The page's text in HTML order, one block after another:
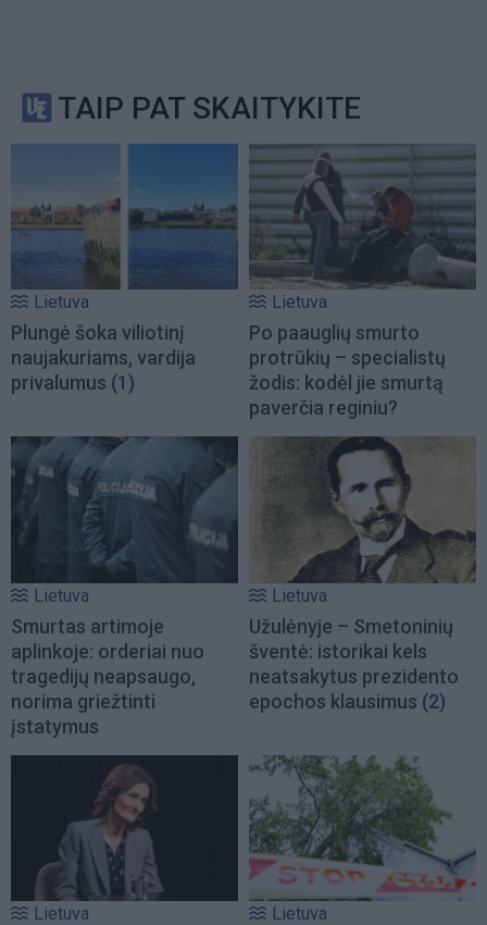
TAIP PAT SKAITYKITE
Lietuva
Plungė šoka viliotinį
naujakuriams, vardija
privalumus (1)
Lietuva
Po paauglių smurto
protrūkių – specialistų
žodis: kodėl jie smurtą
paverčia reginiu?
Lietuva
Smurtas artimoje
aplinkoje: orderiai nuo
tragedijų neapsaugo,
norima griežtinti
įstatymus
Lietuva
Užulėnyje – Smetoninių
šventė: istorikai kels
neatsakytus prezidento
epochos klausimus (2)
Lietuva Lietuva